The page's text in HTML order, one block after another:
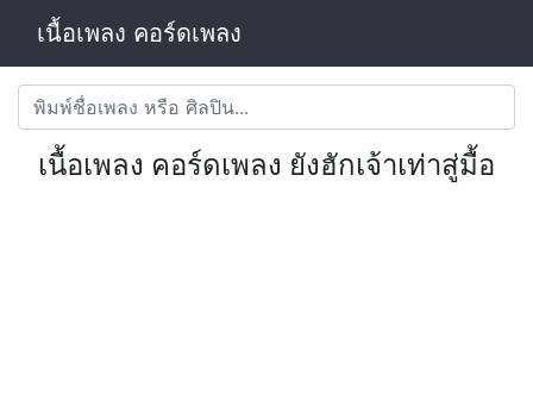
เนื้อเพลง คอร์ดเพลง
เนื้อเพลง คอร์ดเพลง ยังฮักเจ้าเท่าสู่มื้อ